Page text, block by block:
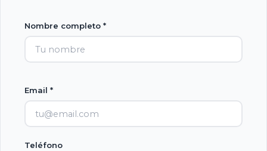
Nombre completo *
Email *
Teléfono